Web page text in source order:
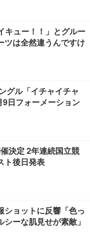
キュー！！」とグルー
ツは全然違うんですけ
グル「イチャイチャ
日フォーメーション
決定 2年連続国立競
ト後日発表
ショットに反響「色っ
ーな肌見せが素敵」